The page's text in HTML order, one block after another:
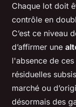
Chaque lot doit
contrôle en
C’est ce niveau
d’affirmer une
l'absence de
résiduelles
marché ou
désormais des